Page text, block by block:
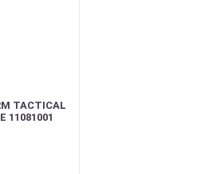
TACTICAL
11081001